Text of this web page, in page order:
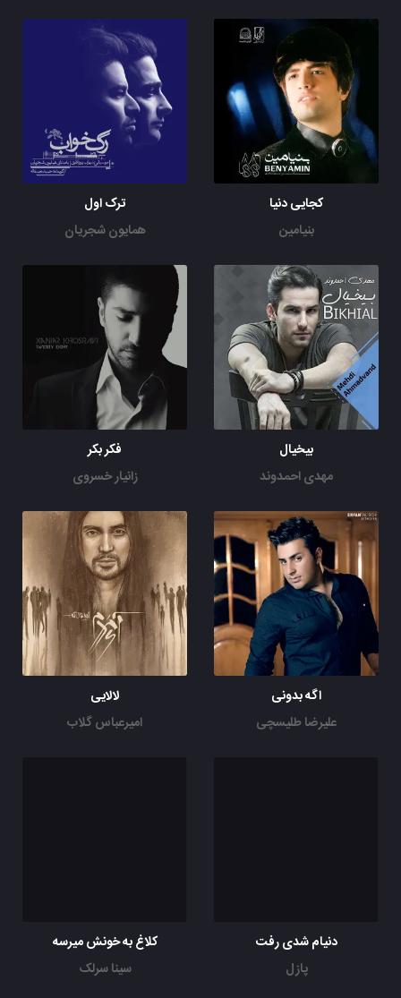
کجایی دنیا
بنیامین
ترک اول
همایون شجریان
بیخیال
مهدی احمدوند
فکر بکر
زانیار خسروی
اگه بدونی
علیرضا طلیسچی
لالایی
امیرعباس گلاب
دنیام شدی رفت
پازل
کلاغ به خونش میر‌‌سه
سینا سرلک